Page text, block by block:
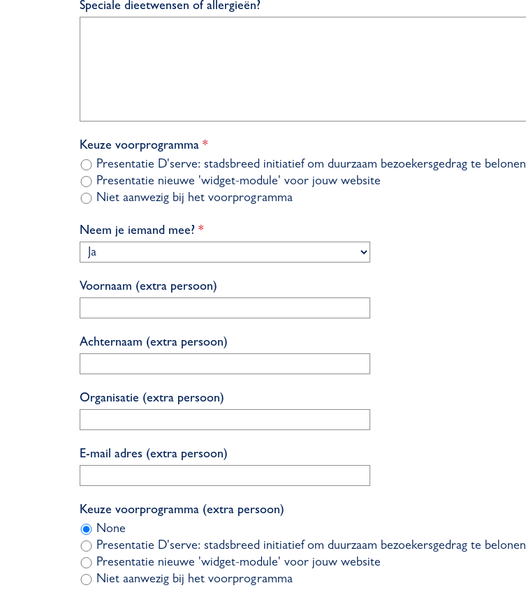
hl
Speciale dieetwensen of allergieën?
Keuze voorprogramma *v
e
r
p
c
h
Presentatie D'serve: stadsbreed initiatief om duurzaam bezoekersgedrag te belonen
Presentatie nieuwe 'widget-module' voor jouw website
Niet aanwezig bij het voorprogramma
Neem je iemand mee? *v
r
p
l
i
h
Voornaam (extra persoon)
Achternaam (extra persoon)
Organisatie (extra persoon)
E-mail adres (extra persoon)
Keuze voorprogramma (extra persoon)
None
Presentatie D'serve: stadsbreed initiatief om duurzaam bezoekersgedrag te belonen
Presentatie nieuwe 'widget-module' voor jouw website
Niet aanwezig bij het voorprogramma